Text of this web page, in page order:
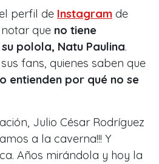
perfil de Instagram de
que no tiene
polola, Natu Paulina.
fans, quienes saben que
entienden por qué no se
Julio César Rodríguez
a la caverna!!! Y
Años mirándola y hoy la